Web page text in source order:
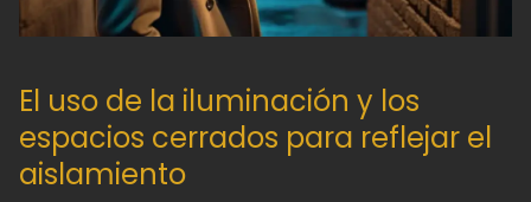
El uso de la iluminación y los
espacios cerrados para reflejar el
aislamiento